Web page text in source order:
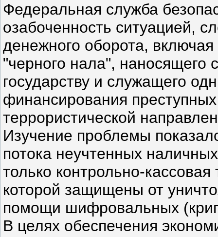
Федеральная служба
озабоченность ситуацией,
денежного оборота,
"черного нала", наносящего
государству и служащего
финансирования
террористической
Изучение проблемы
потока неучтенных
только контрольно-
которой защищены от
помощи шифровальных
В целях обеспечения